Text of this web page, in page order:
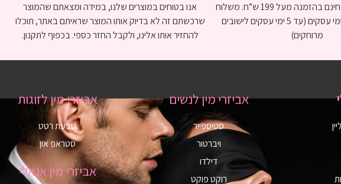
משלוח אקספרס חינם בהזמנה מעל 199 ש”ח. משלוח
עם שליח עד 3 ימי עסקים (עד 5 ימי עסקים לישובים
מרוחקים)
אנו בטוחים במוצרים שלנו, במידה ומצאתם שהמוצר
שרכשתם זה לא בדיוק אותו המוצר שראיתם באתר, תוכלו
להחזיר אותו אלינו, ולקבל החזר כספי. בכפוף לתקנון.
אביזרי מין לנשים
סטיספייר
ויברטור
דילדו
רוקט פוקט
אביזרי מין לזוגות
טבעת רטט
סטראפ און
אביזרי מין אנאלי